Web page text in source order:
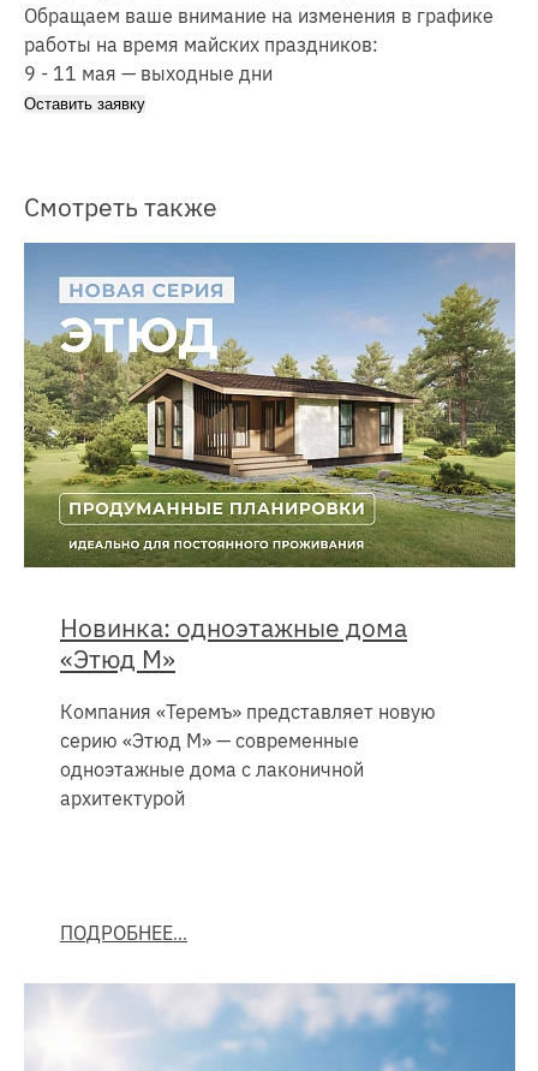
Обращаем ваше внимание на изменения в графике
работы на время майских праздников:
9 - 11 мая — выходные дни
Оставить заявку
Смотреть также
Новинка: одноэтажные дома
«Этюд М»
Компания «Теремъ» представляет новую
серию «Этюд М» — современные
одноэтажные дома с лаконичной
архитектурой
ПОДРОБНЕЕ